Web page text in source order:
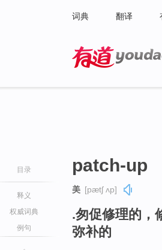
词典 翻译
目录
释义
权威词典
例句
patch-up
美 [pætʃ ʌp]
.匆促修理的，
弥补的